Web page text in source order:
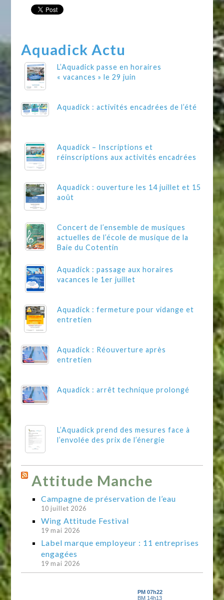
Aquadick Actu
L’Aquadick passe en horaires
« vacances » le 29 juin
Aquadick : activités encadrées de l’été
Aquadick – Inscriptions et
réinscriptions aux activités encadrées
Aquadick : ouverture les 14 juillet et 15
août
Concert de l’ensemble de musiques
actuelles de l’école de musique de la
Baie du Cotentin
Aquadick : passage aux horaires
vacances le 1er juillet
Aquadick : fermeture pour vidange et
entretien
Aquadick : Réouverture après
entretien
Aquadick : arrêt technique prolongé
L’Aquadick prend des mesures face à
l’envolée des prix de l’énergie
Attitude Manche
Campagne de préservation de l’eau
10 juillet 2026
Wing Attitude Festival
19 mai 2026
Label marque employeur : 11 entreprises
engagées
19 mai 2026